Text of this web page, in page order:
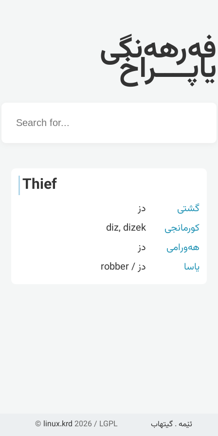
فەرهەنگی
یاپــــراخ
Word
Thief
گشتی
‏دز
کورمانجی
diz, dizek
هەورامی
دز
یاسا
دز / robber
© linux.krd 2026 / LGPL ئێمە . گیتهاب